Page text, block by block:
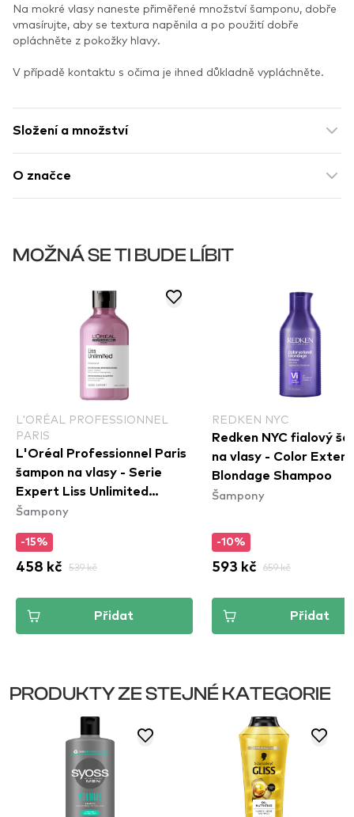
Na mokré vlasy naneste přiměřené množství šamponu, dobře
vmasírujte, aby se textura napěnila a po použití dobře
opláchněte z pokožky hlavy.
V případě kontaktu s očima je ihned důkladně vypláchněte.
Složení a množství
O značce
MOŽNÁ SE TI BUDE LÍBIT
L'ORÉAL PROFESSIONNEL
PARIS
L'Oréal Professionnel Paris
šampon na vlasy - Serie
Expert Liss Unlimited
Shampoo
Šampony
-15%
458 kč 539 kč
Přidat
REDKEN NYC
Redken NYC fialový
na vlasy - Color
Blondage Shampoo
Šampony
-10%
593 kč 659 kč
Přidat
PRODUKTY ZE STEJNÉ KATEGORIE